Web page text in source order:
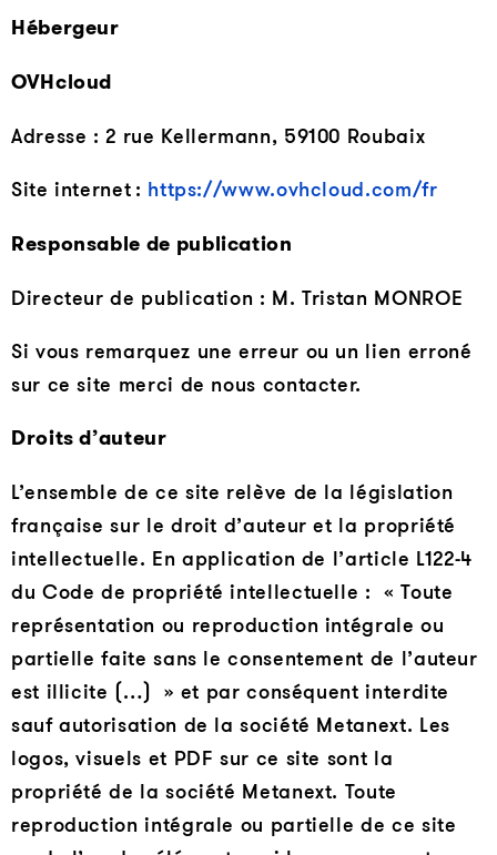
Hébergeur
OVHcloud
Adresse : 2 rue Kellermann, 59100 Roubaix
Site internet : https://www.ovhcloud.com/fr
Responsable de publication
Directeur de publication : M. Tristan MONROE
Si vous remarquez une erreur ou un lien erroné
sur ce site merci de nous contacter.
Droits d’auteur
L’ensemble de ce site relève de la législation
française sur le droit d’auteur et la propriété
intellectuelle. En application de l’article L122-4
du Code de propriété intellectuelle : « Toute
représentation ou reproduction intégrale ou
partielle faite sans le consentement de l’auteur
est illicite (…) » et par conséquent interdite
sauf autorisation de la société Metanext. Les
logos, visuels et PDF sur ce site sont la
propriété de la société Metanext. Toute
reproduction intégrale ou partielle de ce site